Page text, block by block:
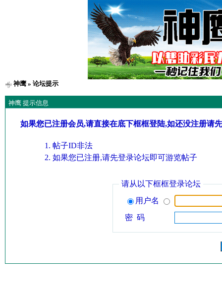
神鹰» 论坛提示
神鹰 提示信息
如果您已注册会员,请直接在底下框框登陆,如还没注册请
帖子ID非法
如果您已注册,请先登录论坛即可游览帖子
请从以下框框登录论坛
用户名
密 码